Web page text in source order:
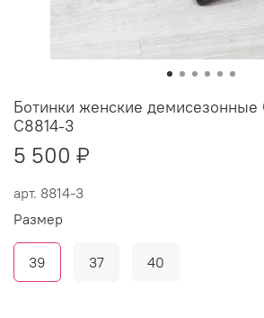
арт. 8814-3
Ботинки женские демисезонные
С8814-3
5 500 ₽
Размер
39 37 40